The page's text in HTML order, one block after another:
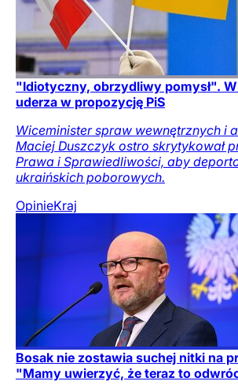
"Idiotyczny, obrzydliwy pomysł".
uderza w propozycję PiS
Wiceminister spraw wewnętrznych i
Maciej Duszczyk ostro skrytykował
Prawa i Sprawiedliwości, aby
ukraińskich poborowych.
OpinieKraj
Bosak nie zostawia suchej nitki na
"Mamy uwierzyć, że teraz to